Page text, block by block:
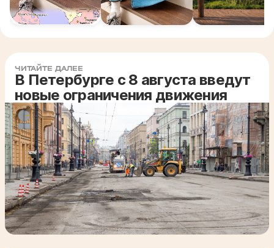
ЧИТАЙТЕ ДАЛЕЕ
В Петербурге с 8 августа введут
новые ограничения движения